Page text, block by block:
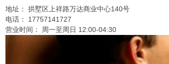
地址： 拱墅区上祥路万达商业中心140号
电话： 17757141727
营业时间： 周一至周日 12:00-04:30